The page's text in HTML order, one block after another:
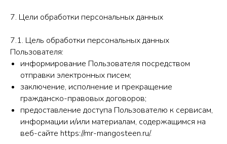
7. Цели обработки персональных данных
7.1. Цель обработки персональных данных
Пользователя:
информирование Пользователя посредством
отправки электронных писем;
заключение, исполнение и прекращение
гражданско-правовых договоров;
предоставление доступа Пользователю к сервисам,
информации и/или материалам, содержащимся на
веб-сайте https://mr-mangosteen.ru/.